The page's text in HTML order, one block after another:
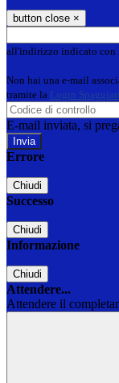
button close ×
all'indirizzo indicato con
Non hai una e-mail
tramite la Login Spaggiari
E-mail inviata, si
Errore
Chiudi
Successo
Chiudi
Informazione
Chiudi
Attendere...
Attendere il